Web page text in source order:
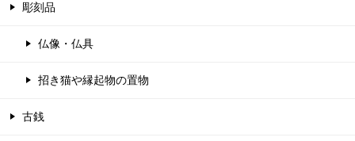
彫刻品
仏像・仏具
招き猫や縁起物の置物
古銭